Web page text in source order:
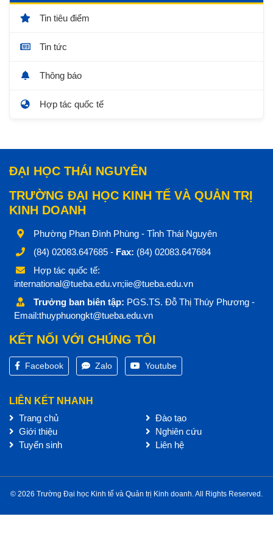
Tin tiêu điểm
Tin tức
Thông báo
Hợp tác quốc tế
ĐẠI HỌC THÁI NGUYÊN
TRƯỜNG ĐẠI HỌC KINH TẾ VÀ QUẢN TRỊ
KINH DOANH
Phường Phan Đình Phùng - Tỉnh Thái Nguyên
(84) 02083.647685 - Fax: (84) 02083.647684
Hợp tác quốc tế:
international@tueba.edu.vn;iie@tueba.edu.vn
Trưởng ban biên tập: PGS.TS. Đỗ Thị Thúy Phương -
Email:thuyphuongkt@tueba.edu.vn
KẾT NỐI VỚI CHÚNG TÔI
Facebook Zalo Youtube
LIÊN KẾT NHANH
Trang chủ
Giới thiệu
Tuyển sinh
Đào tạo
Nghiên cứu
Liên hệ
© 2026 Trường Đại học Kinh tế và Quản trị Kinh doanh. All Rights Reserved.